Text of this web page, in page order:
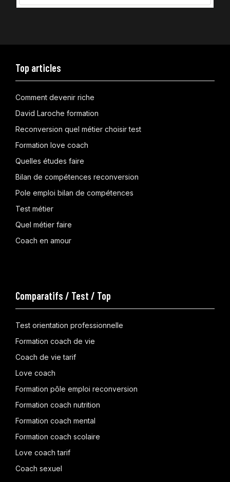
Top articles
Comment devenir riche
David Laroche formation
Reconversion quel métier choisir test
Formation love coach
Quelles études faire
Bilan de compétences reconversion
Pole emploi bilan de compétences
Test métier
Quel métier faire
Coach en amour
Comparatifs / Test / Top
Test orientation professionnelle
Formation coach de vie
Coach de vie tarif
Love coach
Formation pôle emploi reconversion
Formation coach nutrition
Formation coach mental
Formation coach scolaire
Love coach tarif
Coach sexuel